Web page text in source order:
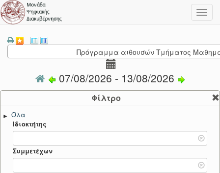
Πρόγραμμα αιθουσών Τμήματος
07/08/2026 - 13/08/2026
Φίλτρο
► Όλα
Ιδιοκτήτης
Συμμετέχων